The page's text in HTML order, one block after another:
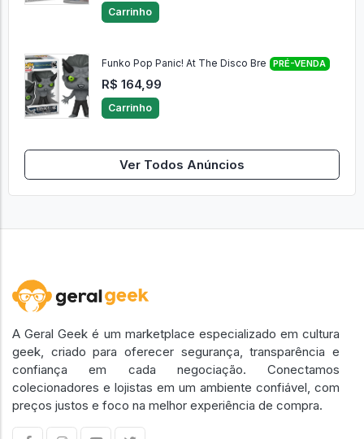
Carrinho
Funko Pop Panic! At The Disco Bre PRÉ-VENDA
R$ 164,99
Carrinho
Ver Todos Anúncios
A Geral Geek é um marketplace especializado em cultura
geek, criado para oferecer segurança, transparência e
confiança em cada negociação. Conectamos
colecionadores e lojistas em um ambiente confiável, com
preços justos e foco na melhor experiência de compra.